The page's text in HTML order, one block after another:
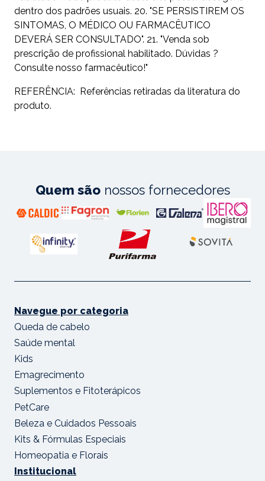
dentro dos padrões usuais. 20. "SE PERSISTIREM OS
SINTOMAS, O MÉDICO OU FARMACÊUTICO
DEVERÁ SER CONSULTADO". 21. "Venda sob
prescrição de profissional habilitado. Dúvidas ?
Consulte nosso farmacêutico!"
REFERÊNCIA: Referências retiradas da literatura do
produto.
Quem sãonossos fornecedores
Navegue por categoria
Queda de cabelo
Saúde mental
Kids
Emagrecimento
Suplementos e Fitoterápicos
PetCare
Beleza e Cuidados Pessoais
Kits & Fórmulas Especiais
Homeopatia e Florais
Institucional